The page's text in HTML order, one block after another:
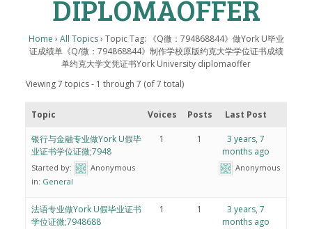
DIPLOMAOFFER
Home › All Topics › Topic Tag: 《Q微：794868844》做York U毕业
证成绩单《Q/微：794868844》制作学校原版约克大学学位证书成绩
单约克大学文凭证书York University diplomaoffer
Viewing 7 topics - 1 through 7 (of 7 total)
Topic Voices Posts Last Post
银行与金融专业做York U假毕
业证书学位证微;7948
Started by:
Anonymous
in: General
1 1
3 years, 7
months ago
Anonymous
法语专业做York U假毕业证书
学位证微;7948688
1 1
3 years, 7
months ago